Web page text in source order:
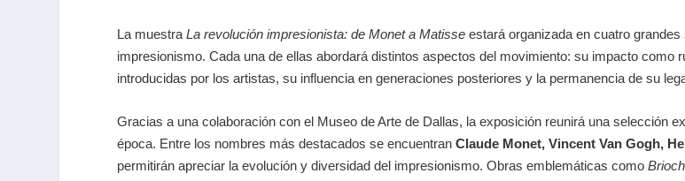
La muestra La revolución impresionista: de Monet a Matisse estará organizada en cuatro
impresionismo. Cada una de ellas abordará distintos aspectos del movimiento: su impacto como
introducidas por los artistas, su influencia en generaciones posteriores y la permanencia de su
Gracias a una colaboración con el Museo de Arte de Dallas, la exposición reunirá una selección
época. Entre los nombres más destacados se encuentran Claude Monet, Vincent Van Gogh,
permitirán apreciar la evolución y diversidad del impresionismo. Obras emblemáticas como